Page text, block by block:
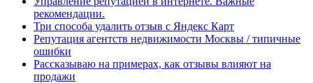
рекомендации.
Три способа удалить отзыв с Яндекс Карт
Репутация агентств недвижимости Москвы / типичные
ошибки
Рассказываю на примерах, как отзывы влияют на
продажи